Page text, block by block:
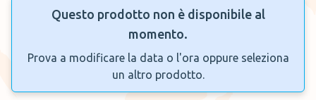
Questo prodotto non è disponibile al
momento.
Prova a modificare la data o l'ora oppure seleziona
un altro prodotto.